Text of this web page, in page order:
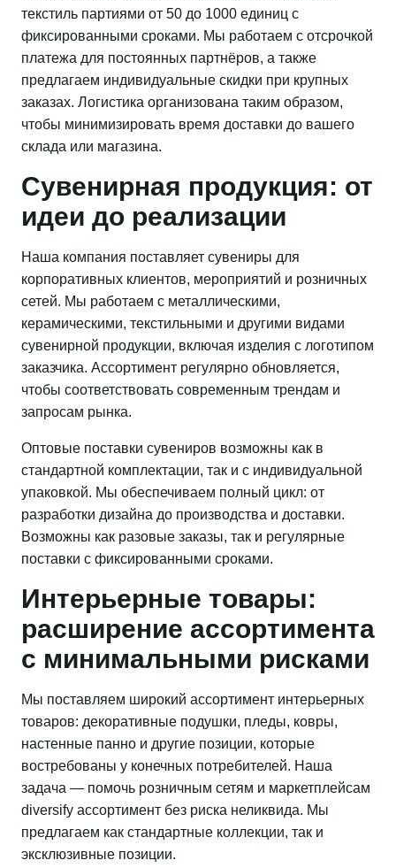
текстиль партиями от 50 до 1000 единиц с
фиксированными сроками. Мы работаем с отсрочкой
платежа для постоянных партнёров, а также
предлагаем индивидуальные скидки при крупных
заказах. Логистика организована таким образом,
чтобы минимизировать время доставки до вашего
склада или магазина.
Сувенирная продукция: от
идеи до реализации
Наша компания поставляет сувениры для
корпоративных клиентов, мероприятий и розничных
сетей. Мы работаем с металлическими,
керамическими, текстильными и другими видами
сувенирной продукции, включая изделия с логотипом
заказчика. Ассортимент регулярно обновляется,
чтобы соответствовать современным трендам и
запросам рынка.
Оптовые поставки сувениров возможны как в
стандартной комплектации, так и с индивидуальной
упаковкой. Мы обеспечиваем полный цикл: от
разработки дизайна до производства и доставки.
Возможны как разовые заказы, так и регулярные
поставки с фиксированными сроками.
Интерьерные товары:
расширение ассортимента
с минимальными рисками
Мы поставляем широкий ассортимент интерьерных
товаров: декоративные подушки, пледы, ковры,
настенные панно и другие позиции, которые
востребованы у конечных потребителей. Наша
задача — помочь розничным сетям и маркетплейсам
diversify ассортимент без риска неликвида. Мы
предлагаем как стандартные коллекции, так и
эксклюзивные позиции.